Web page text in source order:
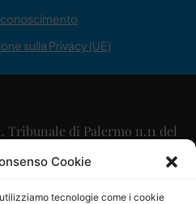
Cookie
tecnologie come i cookie
sulla Privacy (UE)
di Palermo n.11 del
2015